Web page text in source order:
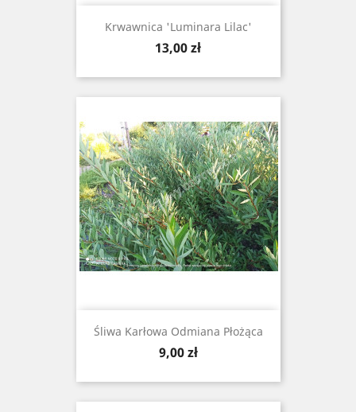
Krwawnica 'Luminara Lilac'
Cena
13,00 zł
Śliwa Karłowa Odmiana Płożąca
Cena
9,00 zł